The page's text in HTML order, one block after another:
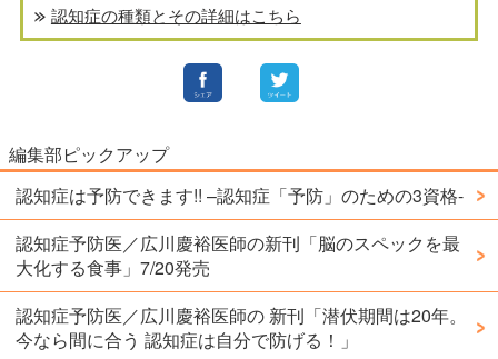
認知症の種類とその詳細はこちら
編集部ピックアップ
認知症は予防できます!! –認知症「予防」のための3資格-
認知症予防医／広川慶裕医師の新刊「脳のスペックを最
大化する食事」7/20発売
認知症予防医／広川慶裕医師の 新刊「潜伏期間は20年。
今なら間に合う 認知症は自分で防げる！」